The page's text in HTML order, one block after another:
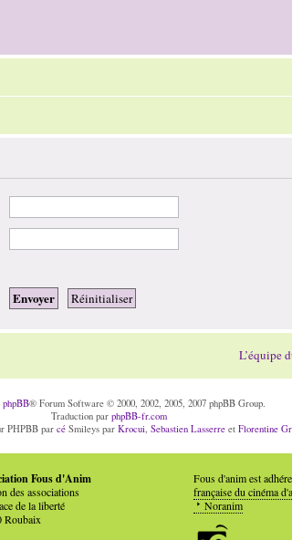
L’équipe
phpBB® Forum Software © 2000, 2002, 2005, 2007 phpBB Group.
Traduction parphpBB-fr.com
PHPBB parcé Smileys parKrocui ,Sebastien Lasserre etFlorentine
Fous d'Anim
des associations
de la liberté
Roubaix
Fous d'anim est
française du cinéma
Noranim